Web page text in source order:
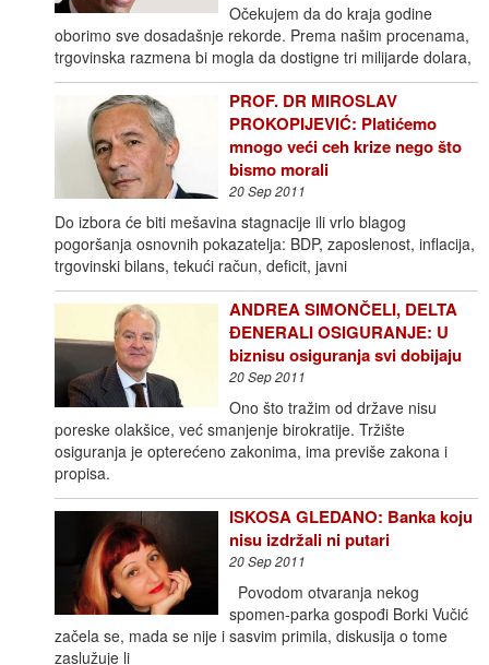
Očekujem da do kraja godine
oborimo sve dosadašnje rekorde. Prema našim procenama,
trgovinska razmena bi mogla da dostigne tri milijarde dolara,
PROF. DR MIROSLAV
PROKOPIJEVIĆ: Platićemo
mnogo veći ceh krize nego što
bismo morali
20 Sep 2011
Do izbora će biti mešavina stagnacije ili vrlo blagog
pogoršanja osnovnih pokazatelja: BDP, zaposlenost, inflacija,
trgovinski bilans, tekući račun, deficit, javni
ANDREA SIMONČELI, DELTA
ĐENERALI OSIGURANJE: U
biznisu osiguranja svi dobijaju
20 Sep 2011
Ono što tražim od države nisu
poreske olakšice, već smanjenje birokratije. Tržište
osiguranja je opterećeno zakonima, ima previše zakona i
propisa.
ISKOSA GLEDANO: Banka koju
nisu izdržali ni putari
20 Sep 2011
Povodom otvaranja nekog
spomen-parka gospođi Borki Vučić
začela se, mada se nije i sasvim primila, diskusija o tome
zaslužuje li